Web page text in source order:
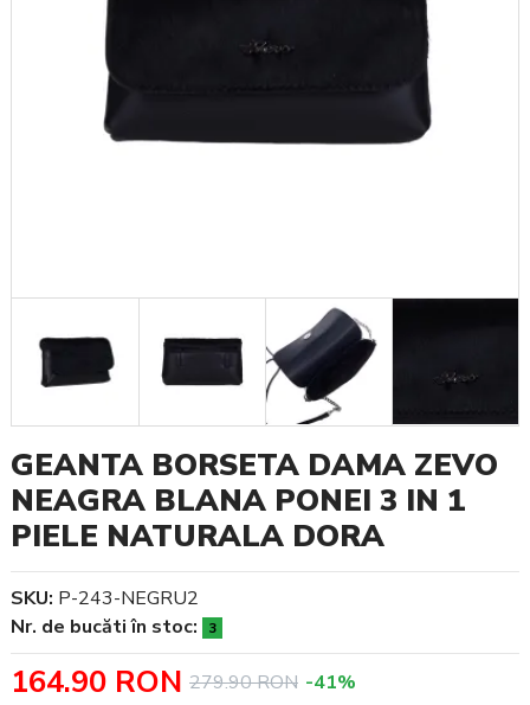
GEANTA BORSETA DAMA ZEVO
NEAGRA BLANA PONEI 3 IN 1
PIELE NATURALA DORA
SKU: P-243-NEGRU2
Nr. de bucăti în stoc:
3
164.90 RON 279.90 RON -41%